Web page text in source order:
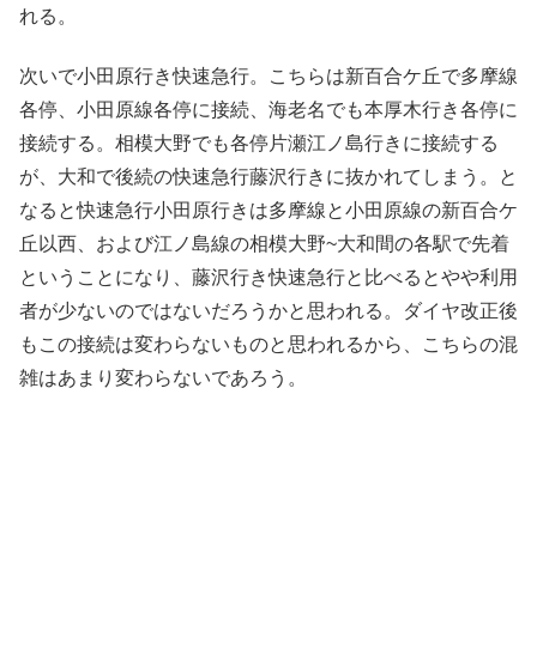
れる。
次いで小田原行き快速急行。こちらは新百合ケ丘で多摩線
各停、小田原線各停に接続、海老名でも本厚木行き各停に
接続する。相模大野でも各停片瀬江ノ島行きに接続する
が、大和で後続の快速急行藤沢行きに抜かれてしまう。と
なると快速急行小田原行きは多摩線と小田原線の新百合ケ
丘以西、および江ノ島線の相模大野~大和間の各駅で先着
ということになり、藤沢行き快速急行と比べるとやや利用
者が少ないのではないだろうかと思われる。ダイヤ改正後
もこの接続は変わらないものと思われるから、こちらの混
雑はあまり変わらないであろう。